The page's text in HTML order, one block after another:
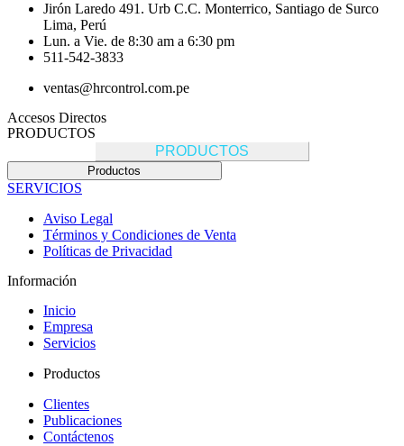
Jirón Laredo 491. Urb C.C. Monterrico, Santiago de Surco
Lima, Perú
Lun. a Vie. de 8:30 am a 6:30 pm
511-542-3833
ventas@hrcontrol.com.pe
Accesos Directos
PRODUCTOS
PRODUCTOS
Productos
SERVICIOS
Aviso Legal
Términos y Condiciones de Venta
Políticas de Privacidad
Información
Inicio
Empresa
Servicios
Productos
Clientes
Publicaciones
Contáctenos